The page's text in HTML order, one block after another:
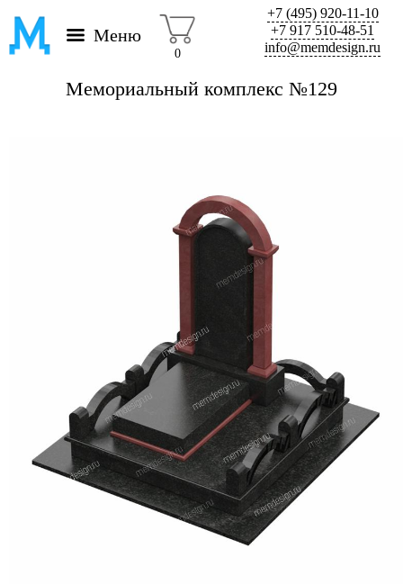
Меню
0
+7 (495) 920-11-10
+7 917 510-48-51
info@memdesign.ru
Мемориальный комплекс №129